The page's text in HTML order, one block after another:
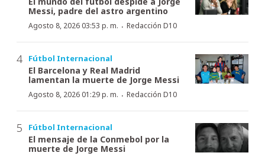
Messi, padre del astro argentino
Agosto 8, 2026 03:53 p. m. · Redacción D10
Fútbol Internacional
El Barcelona y Real Madrid
lamentan la muerte de Jorge Messi
Agosto 8, 2026 01:29 p. m. · Redacción D10
Fútbol Internacional
El mensaje de la Conmebol por la
muerte de Jorge Messi